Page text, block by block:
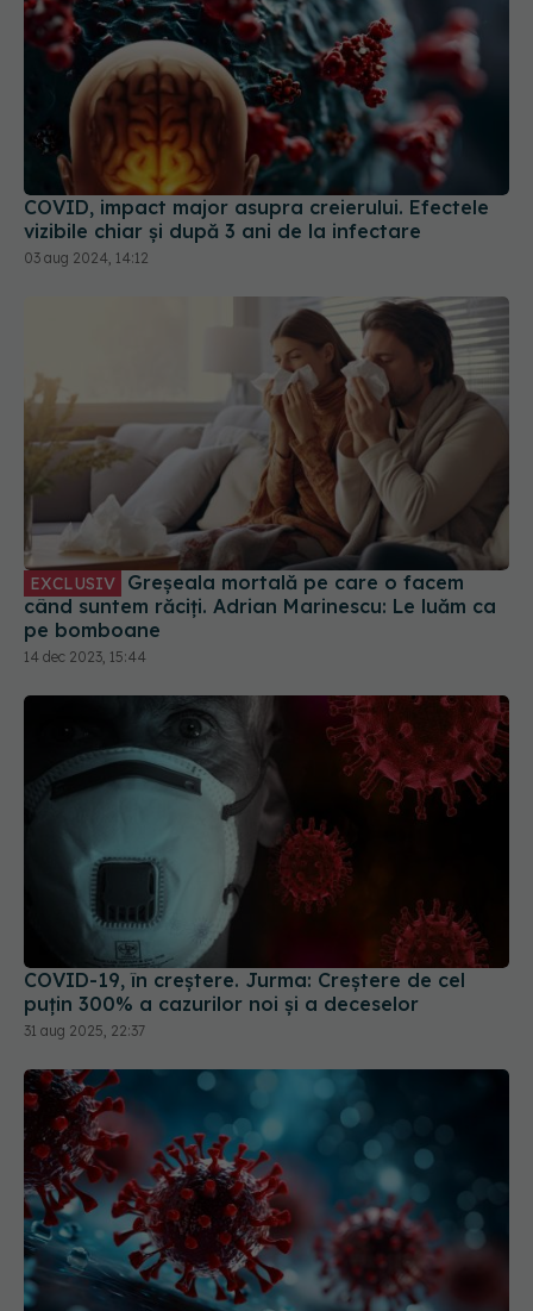
COVID, impact major asupra creierului. Efectele
vizibile chiar și după 3 ani de la infectare
03 aug 2024, 14:12
EXCLUSIV
când suntem răciți. Adrian Marinescu: Le luăm ca
pe bomboane
14 dec 2023, 15:44
COVID-19, în creștere. Jurma: Creștere de cel
puțin 300% a cazurilor noi și a deceselor
31 aug 2025, 22:37